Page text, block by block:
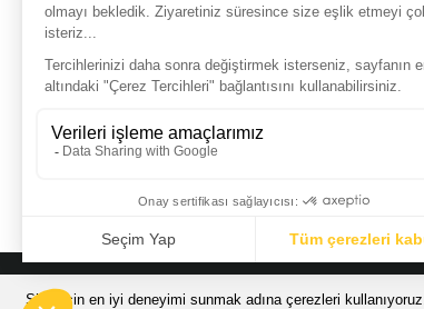
Sizin için en iyi deneyimi sunmak adına çerezleri